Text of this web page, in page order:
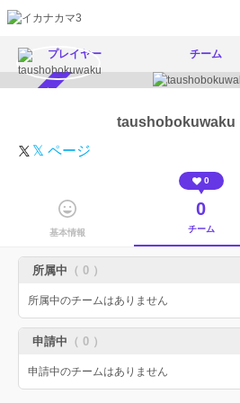
プレイヤー チーム
taushobokuwaku
𝕏 ページ
基本情報
0
0
チーム
所属中 （ 0 ）
所属中のチームはありません
申請中 （ 0 ）
申請中のチームはありません